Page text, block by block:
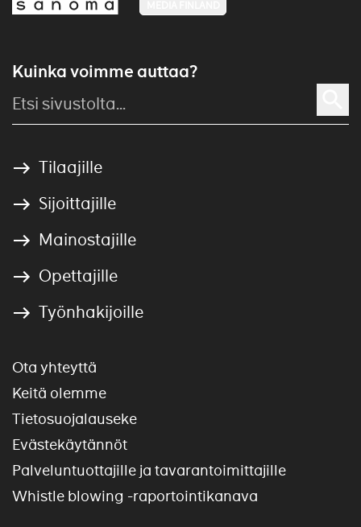
Kuinka voimme auttaa?
Tilaajille
Sijoittajille
Mainostajille
Opettajille
Työnhakijoille
Ota yhteyttä
Keitä olemme
Tietosuojalauseke
Evästekäytännöt
Palveluntuottajille ja tavarantoimittajille
Whistle blowing -raportointikanava